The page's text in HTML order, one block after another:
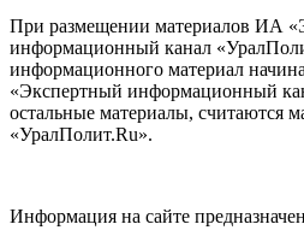
При размещении материалов ИА
информационный канал
информационного материал
«Экспертный информационный
остальные материалы, считаются
«УралПолит.Ru».
Информация на сайте